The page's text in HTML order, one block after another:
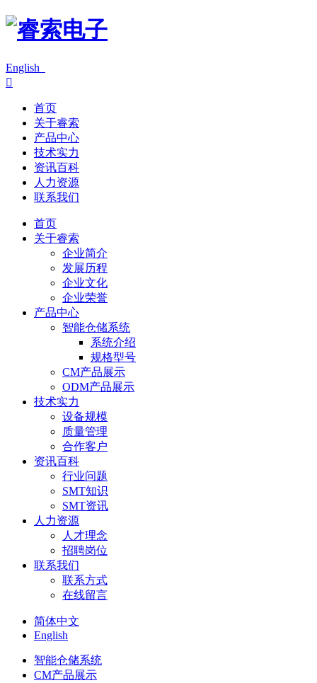
English

首页
关于睿索
产品中心
技术实力
资讯百科
人力资源
联系我们
首页
关于睿索
企业简介
发展历程
企业文化
企业荣誉
产品中心
智能仓储系统
系统介绍
规格型号
CM产品展示
ODM产品展示
技术实力
设备规模
质量管理
合作客户
资讯百科
行业问题
SMT知识
SMT资讯
人力资源
人才理念
招聘岗位
联系我们
联系方式
在线留言
简体中文
English
智能仓储系统
CM产品展示